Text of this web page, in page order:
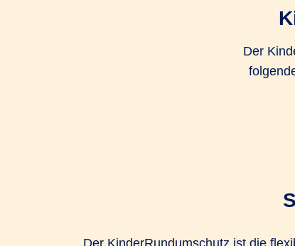
Der
Der KinderRundumschutz ist die